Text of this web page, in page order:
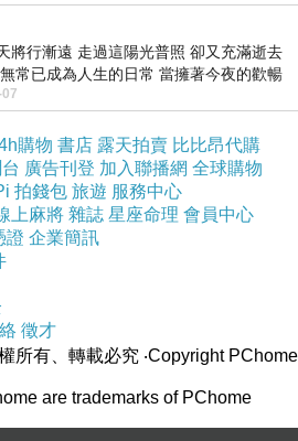
將行漸遠 走過這陽光普照 卻又充滿逝去
常已成為人生的日常 當擁著今夜的歡暢
驟成昨日 而明晨 太陽
購物 書店 露天拍賣 比比昂代購
廣告刊登 加入聯播網 全球購物
拍錢包 旅遊 服務中心
上麻將 雜誌 星座命理 會員中心
證 企業簡訊
徵才
所有、轉載必究 ‧Copyright PChome
are trademarks of PChome